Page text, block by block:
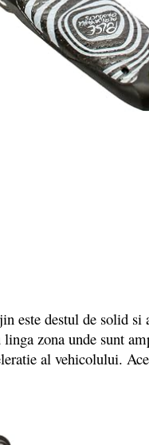
este destul de solid si
zona unde sunt
al vehicolului.